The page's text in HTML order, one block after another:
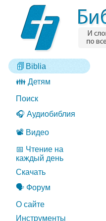
Biblia
👪 Детям
Поиск
🎧 Аудиобиблия
📽️ Видео
📅 Чтение на
каждый день
Скачать
🗣️ Форум
О сайте
Инструменты